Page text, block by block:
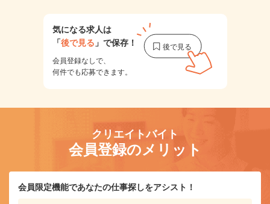
気になる求人は
「後で見る 」で保存！
会員登録なしで、
何件でも応募できます。
クリエイトバイト
会員登録のメリット
会員限定機能であなたの仕事探しをアシスト！